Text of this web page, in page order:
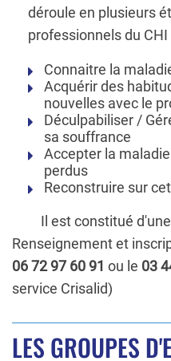
déroule en plusieurs
professionnels du
Connaitre la
Acquérir des
nouvelles avec le
Déculpabiliser /
sa souffrance
Accepter la
perdus
Reconstruire sur
Il est constitué d'une
Renseignement et
06 72 97 60 91 ou le 03
service Crisalid)
LES GROUPES